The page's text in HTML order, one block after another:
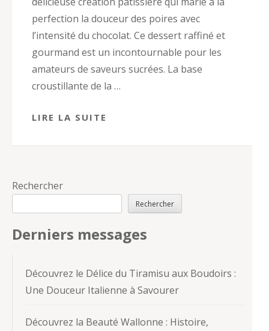
perfection la douceur des poires avec
l’intensité du chocolat. Ce dessert raffiné et
gourmand est un incontournable pour les
amateurs de saveurs sucrées. La base
croustillante de la …
LIRE LA SUITE
Rechercher
Rechercher
Derniers messages
Découvrez le Délice du Tiramisu aux Boudoirs :
Une Douceur Italienne à Savourer
Découvrez la Beauté Wallonne : Histoire,